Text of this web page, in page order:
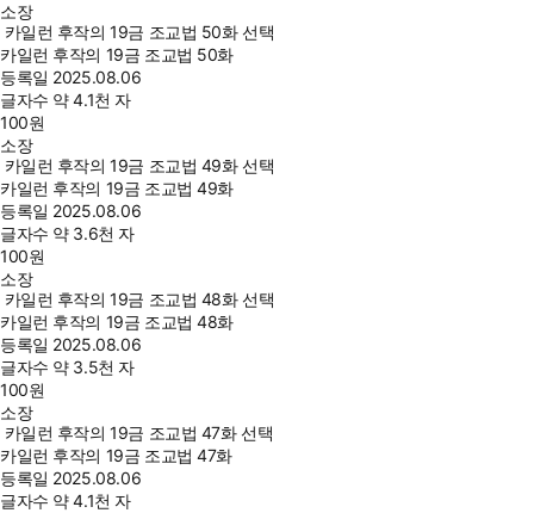
소장
카일런 후작의 19금 조교법 50화 선택
카일런 후작의 19금 조교법 50화
등록일 2025.08.06
글자수 약 4.1천 자
100원
소장
카일런 후작의 19금 조교법 49화 선택
카일런 후작의 19금 조교법 49화
등록일 2025.08.06
글자수 약 3.6천 자
100원
소장
카일런 후작의 19금 조교법 48화 선택
카일런 후작의 19금 조교법 48화
등록일 2025.08.06
글자수 약 3.5천 자
100원
소장
카일런 후작의 19금 조교법 47화 선택
카일런 후작의 19금 조교법 47화
등록일 2025.08.06
글자수 약 4.1천 자